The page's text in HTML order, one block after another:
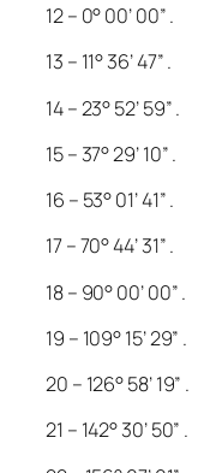
12 – 0° 00’ 00” .
13 – 11° 36’ 47” .
14 – 23° 52’ 59” .
15 – 37° 29’ 10” .
16 – 53° 01’ 41” .
17 – 70° 44’ 31” .
18 – 90° 00’ 00” .
19 – 109° 15’ 29” .
20 – 126° 58’ 19” .
21 – 142° 30’ 50” .